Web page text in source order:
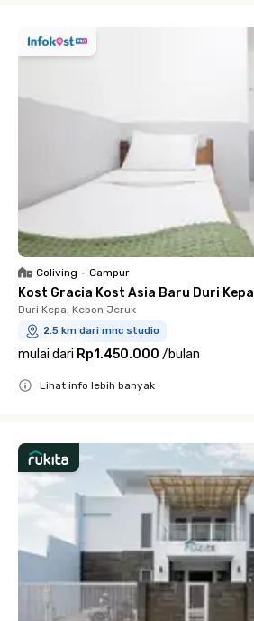
Coliving • Campur
Kost Gracia Kost Asia Baru Duri Kepa
Duri Kepa, Kebon Jeruk
2.5 km dari mnc studio
mulai dari Rp1.450.000 /bulan
Lihat info lebih banyak